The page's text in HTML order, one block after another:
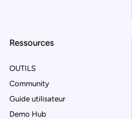
Ressources
OUTILS
Community
Guide utilisateur
Demo Hub